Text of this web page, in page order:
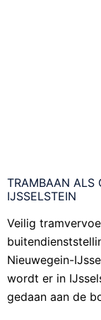
TRAMBAAN ALS
IJSSELSTEIN
Veilig
Nieuwegein-
wordt er in
gedaan aan de